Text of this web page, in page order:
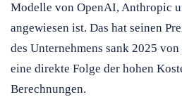
Modelle von OpenAI, Anthropic
angewiesen ist. Das hat seinen
des Unternehmens sank 2025
eine direkte Folge der hohen
Berechnungen.